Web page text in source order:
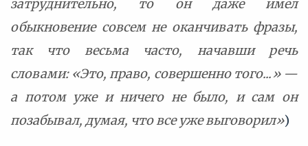
затруднительно, то он даже имел
обыкновение совсем не оканчивать фразы,
так что весьма часто, начавши речь
словами: «Это, право, совершенно того...» —
а потом уже и ничего не было, и сам он
позабывал, думая, что все уже выговорил»)